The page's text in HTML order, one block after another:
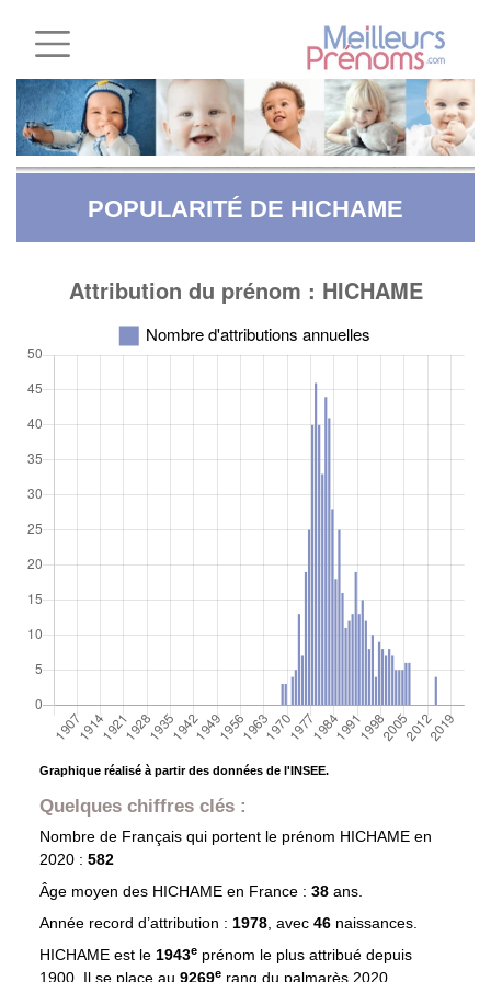
POPULARITÉ DE HICHAME
Graphique réalisé à partir des données de l'INSEE.
Quelques chiffres clés :
Nombre de Français qui portent le prénom HICHAME en
2020 : 582
Âge moyen des HICHAMEen France : 38 ans.
Année record d’attribution : 1978, avec 46 naissances.
HICHAME est le 1943eprénom le plus attribué depuis
1900. Il se place au 9269e rang du palmarès 2020.